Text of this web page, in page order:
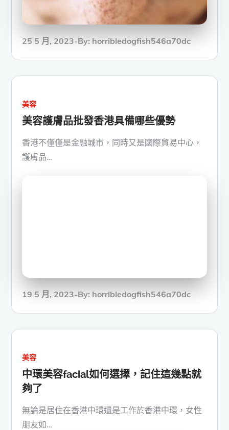
Posted
25 5 月, 2023 By: horribledogfish546a70dc
美容
美容護膚品批發香港具備哪些優勢
香港不僅僅是金融城市，同時又是國際貿易中心，
護膚品…
Posted
19 5 月, 2023 By: horribledogfish546a70dc
美容
中環美容facial如何選擇，記住這幾點就
夠了
無論是居住在香港中環還是工作於香港中環，女性
朋友如…